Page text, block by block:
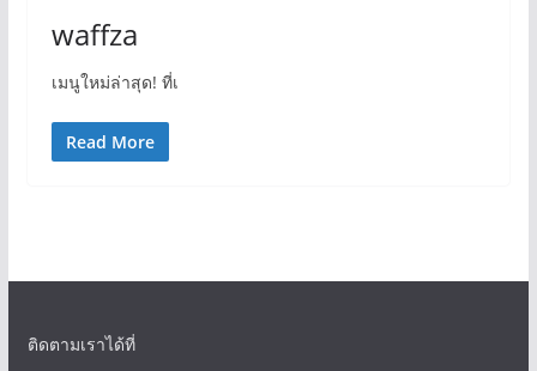
waffza
เมนูใหม่ล่าสุด! ที่เ
Read More
ติดตามเราได้ที่